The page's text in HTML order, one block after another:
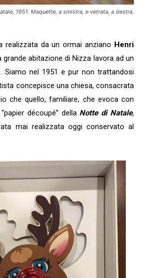
1951. Maquette, a sinistra, e vetrata, a destra.
realizzata da un ormai anziano Henri
grande abitazione di Nizza lavora ad un
Siamo nel 1951 e pur non trattandosi
concepisce una chiesa, consacrata
che quello, familiare, che evoca con
découpé” della Notte di Natale,
mai realizzata oggi conservato al